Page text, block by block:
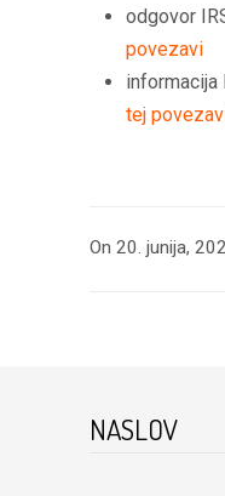
odgovor
povezavi
informacija
tej
On 20. junija,
NASLOV